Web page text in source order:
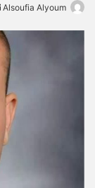
Alsoufia Alyoum